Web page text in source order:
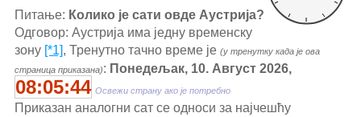
Питање: Колико је сати овде Аустрија?
Одговор: Аустрија има једну временску
зону [*1], Тренутно тачно време је (у тренутку када је ова
страница приказана): Понедељак, 10. Август 2026,
08:05:44 Освежи страну ако је потребно
Приказан аналогни сат се односи за најчешћу